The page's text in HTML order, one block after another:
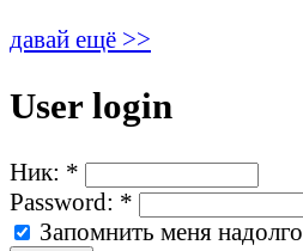
давай ещё >>
User login
Ник: *
Password: *
Запомнить меня надолго